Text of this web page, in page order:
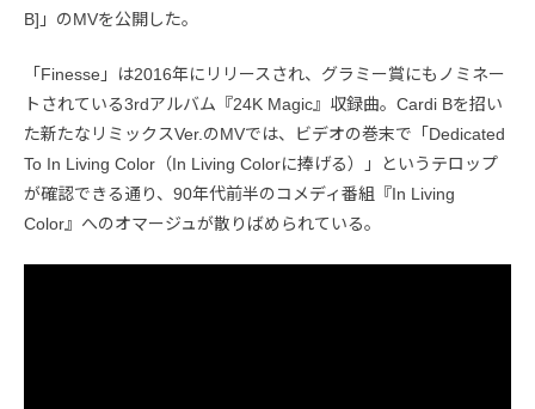
B]」のMVを公開した。
「Finesse」は2016年にリリースされ、グラミー賞にもノミネー
トされている3rdアルバム『24K Magic』収録曲。Cardi Bを招い
た新たなリミックスVer.のMVでは、ビデオの巻末で「Dedicated
To In Living Color（In Living Colorに捧げる）」というテロップ
が確認できる通り、90年代前半のコメディ番組『In Living
Color』へのオマージュが散りばめられている。